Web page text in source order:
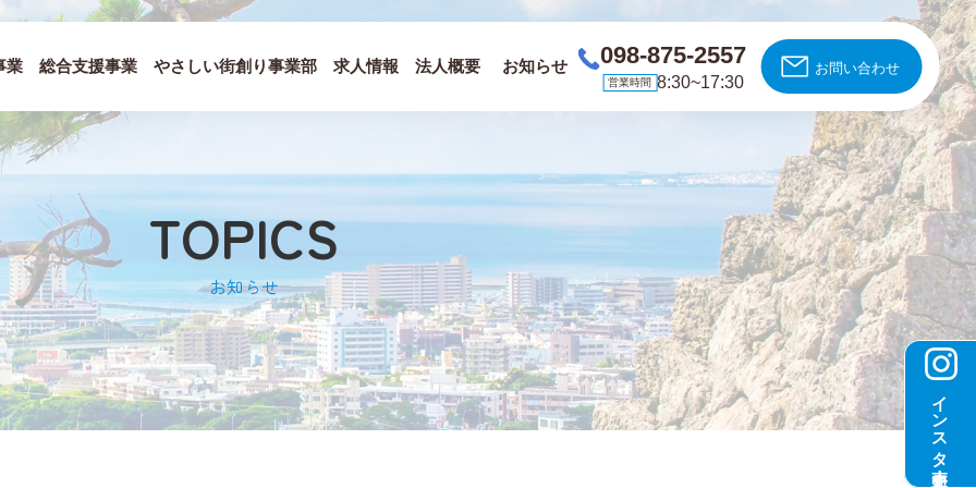
098-875-2557
営業時間 8:30~17:30
業 総合支援事業 やさしい街創り事業部 求人情報 法人概要 お知らせ お問い合わせ
インスタ更新中！
TOPICS
お知らせ